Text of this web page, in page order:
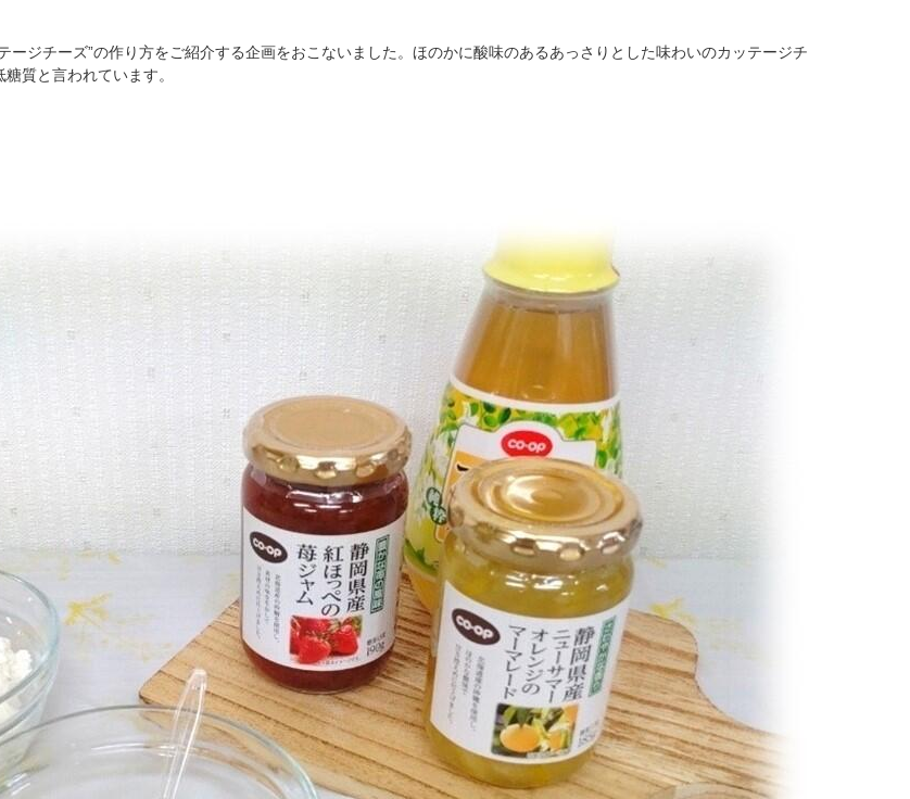
ジチーズ”の作り方をご紹介する企画をおこないました。ほのかに酸味のあるあっさりとした味わいのカッテージチ
質と言われています。